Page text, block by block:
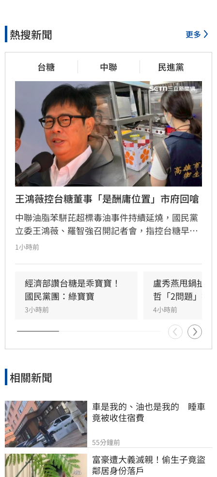
熱搜新聞 更多
台糖 中聯 民進黨
王鴻薇控台糖董事「是酬庸位置」市府回嗆
中聯油脂苯駢芘超標毒油事件持續延燒，國民黨
立委王鴻薇、羅智強召開記者會，指控台糖早在
五月即知情卻隱匿不報，並質疑台糖董事會淪為
回，強調陳其邁市長未曾推薦台糖人事，呼籲勿
惡意抹黑。同時，高市府反擊指出王鴻薇曾收受
遭重罰的南僑油脂政治獻金，質疑其發言動機。
雙方陣營針對台糖人事布局與食安通報責任展開
激烈政治攻防，事件背後的政治角力與食安疑雲
恐將持續擴大，民眾對於食安把關的信任度亦備
1小時前
經濟部讚台糖是乖寶寶！
國民黨團：綠寶寶
3小時前
盧秀燕甩鍋扯
哲「2問題」打
4小時前
相關新聞
車是我的、油也是我的　睡車
竟被收住宿費
55分鐘前
富豪遭大義滅親！偷生子竟盜
鄰居身份落戶